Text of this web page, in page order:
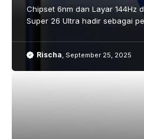
Chipset 6nm dan Layar 144Hz
Super 26 Ultra hadir sebagai
Rischa September 25, 2025